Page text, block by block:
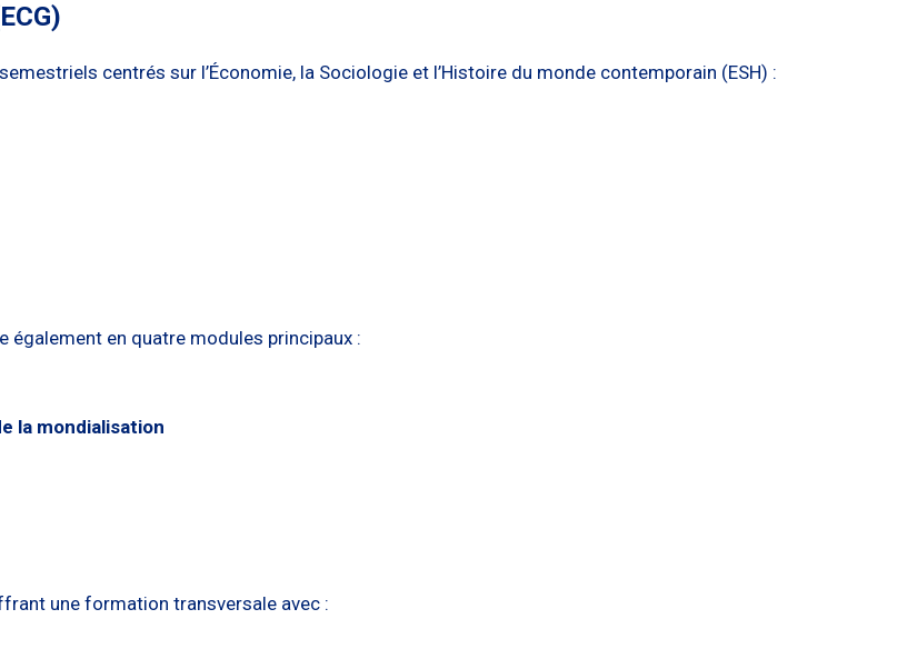
centrés sur l’Économie, la Sociologie et l’Histoire du monde contemporain (ESH) :
également en quatre modules principaux :
la mondialisation
une formation transversale avec :